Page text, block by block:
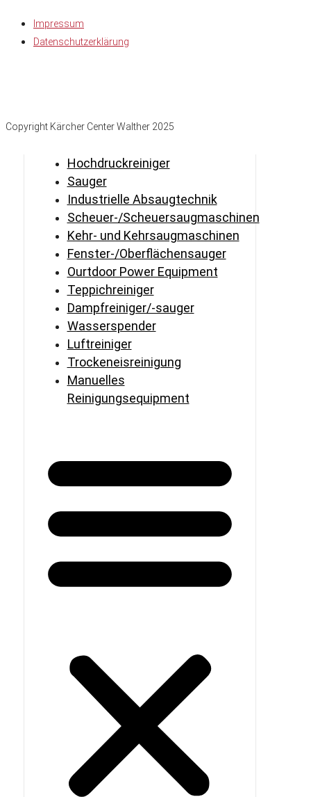
Impressum
Datenschutzerklärung
Copyright Kärcher Center Walther 2025
Hochdruckreiniger
Sauger
Industrielle Absaugtechnik
Scheuer-/Scheuersaugmaschinen
Kehr- und Kehrsaugmaschinen
Fenster-/Oberflächensauger
Ourtdoor Power Equipment
Teppichreiniger
Dampfreiniger/-sauger
Wasserspender
Luftreiniger
Trockeneisreinigung
Manuelles
Reinigungsequipment